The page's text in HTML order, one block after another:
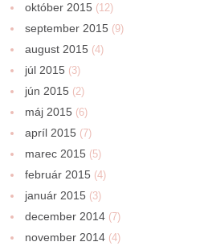
október 2015 (12)
september 2015 (9)
august 2015 (4)
júl 2015 (3)
jún 2015 (2)
máj 2015 (6)
apríl 2015 (7)
marec 2015 (5)
február 2015 (4)
január 2015 (3)
december 2014 (7)
november 2014 (4)